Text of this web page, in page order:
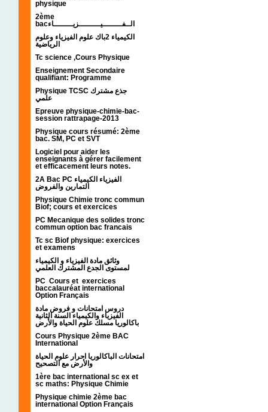
physique
2ème
bacالــفــــــــيـــــــــزيــــــــاء
الكيمياء 2باك علوم الفيزياء وعلوم
الرياضية
Tc science ,Cours Physique
Enseignement Secondaire
qualifiant: Programme
Physique TCSC جذع مشترك
علمي
Epreuve physique-chimie-bac-
session rattrapage-2013
Physique cours résumé: 2ème
bac. SM, PC et SVT
Logiciel pour aider les
enseignants à gérer facilement
et efficacement leurs notes.
2A Bac PC الفيزياء الكيمياء
التمارين والفروض
Physique Chimie tronc commun
Biof; cours et exercices
PC Mecanique des solides tronc
commun option bac francais
Tc sc Biof physique: exercices
et examens
وثائق مادة الفيزياء و الكيمياء
PC Cours et exercices
baccalauréat international
Option Français
دروس امتحانات و فروض مادة
الفيزياء والكيمياء السنة الثانية
باكالوريا مسلك علوم الحياة والأرض
Cours Physique 2ème BAC
International
امتحانات الباكالوريا احرار علوم الحياة
والأرض مع التصحيح
1ère bac international sc ex et
sc maths: Physique Chimie
Physique chimie 2ème bac
international Option Français